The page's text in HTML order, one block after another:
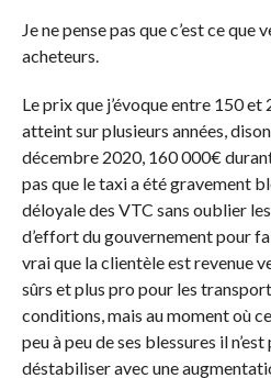
Je ne pense pas que c’est ce que
acheteurs.
Le prix que j’évoque entre 150
atteint sur plusieurs années,
décembre 2020, 160 000€
pas que le taxi a été gravement
déloyale des VTC sans oublier
d’effort du gouvernement pour
vrai que la clientèle est revenue
sûrs et plus pro pour les
conditions, mais au moment où
peu à peu de ses blessures il
déstabiliser avec une